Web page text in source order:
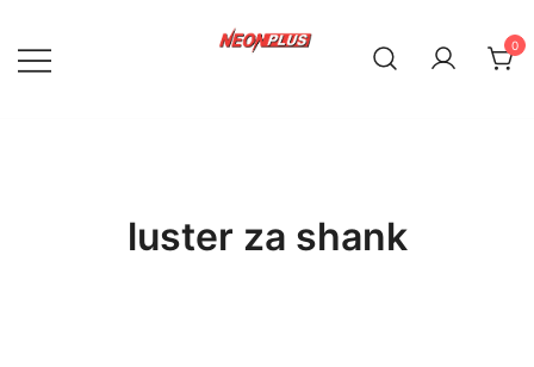
content
0
luster za shank